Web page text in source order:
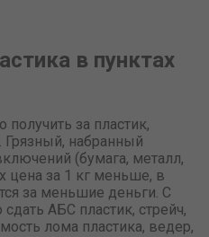
в пунктах
за пластик,
Грязный, набранный
(бумага, металл,
цена за 1 кг меньше, в
за меньшие деньги. С
АБС пластик, стрейч,
лома пластика, ведер,